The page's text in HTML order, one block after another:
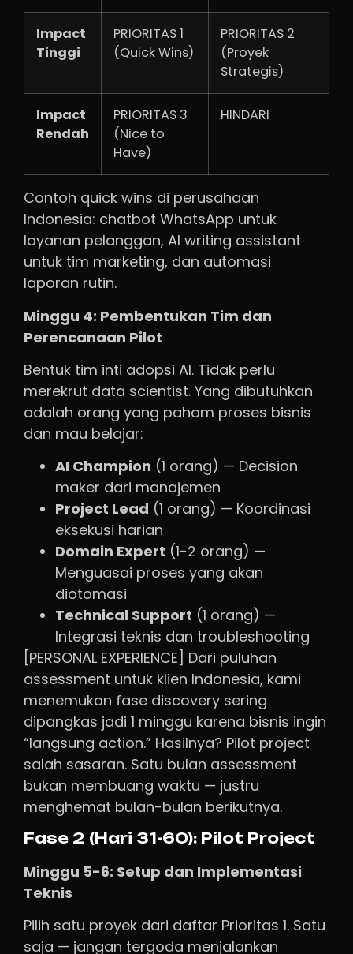
Impact
Tinggi
PRIORITAS 1
(Quick Wins)
PRIORITAS 2
(Proyek
Strategis)
Impact
Rendah
PRIORITAS 3
(Nice to
Have)
HINDARI
Contoh quick wins di perusahaan
Indonesia: chatbot WhatsApp untuk
layanan pelanggan, AI writing assistant
untuk tim marketing, dan automasi
laporan rutin.
Minggu 4: Pembentukan Tim dan
Perencanaan Pilot
Bentuk tim inti adopsi AI. Tidak perlu
merekrut data scientist. Yang dibutuhkan
adalah orang yang paham proses bisnis
dan mau belajar:
AI Champion (1 orang) — Decision
maker dari manajemen
Project Lead (1 orang) — Koordinasi
eksekusi harian
Domain Expert (1-2 orang) —
Menguasai proses yang akan
diotomasi
Technical Support (1 orang) —
Integrasi teknis dan troubleshooting
[PERSONAL EXPERIENCE] Dari puluhan
assessment untuk klien Indonesia, kami
menemukan fase discovery sering
dipangkas jadi 1 minggu karena bisnis ingin
“langsung action.” Hasilnya? Pilot project
salah sasaran. Satu bulan assessment
bukan membuang waktu — justru
menghemat bulan-bulan berikutnya.
Fase 2 (Hari 31-60): Pilot Project
Minggu 5-6: Setup dan Implementasi
Teknis
Pilih satu proyek dari daftar Prioritas 1. Satu
saja — jangan tergoda menjalankan